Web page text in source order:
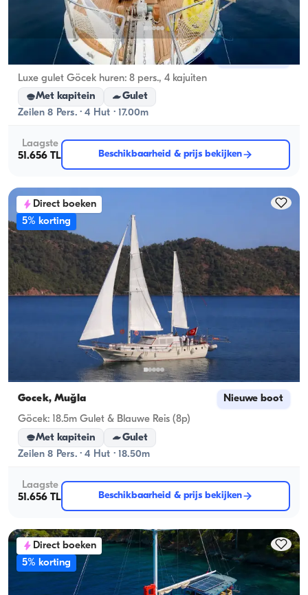
Gocek, Muğla Nieuwe boot
Luxe gulet Göcek huren: 8 pers., 4 kajuiten
Met kapitein
Gulet
Zeilen 8 Pers. · 4 Hut · 17.00m
Laagste
51.656 TL
Beschikbaarheid & prijs bekijken
Direct boeken
5% korting
Gocek, Muğla Nieuwe boot
Göcek: 18.5m Gulet & Blauwe Reis (8p)
Met kapitein
Gulet
Zeilen 8 Pers. · 4 Hut · 18.50m
Laagste
51.656 TL
Beschikbaarheid & prijs bekijken
Direct boeken
5% korting